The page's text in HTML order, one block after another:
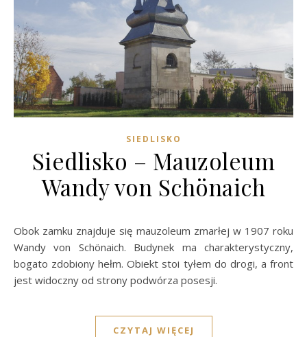
SIEDLISKO
Siedlisko – Mauzoleum
Wandy von Schönaich
Obok zamku znajduje się mauzoleum zmarłej w 1907 roku
Wandy von Schönaich. Budynek ma charakterystyczny,
bogato zdobiony hełm. Obiekt stoi tyłem do drogi, a front
jest widoczny od strony podwórza posesji.
CZYTAJ WIĘCEJ